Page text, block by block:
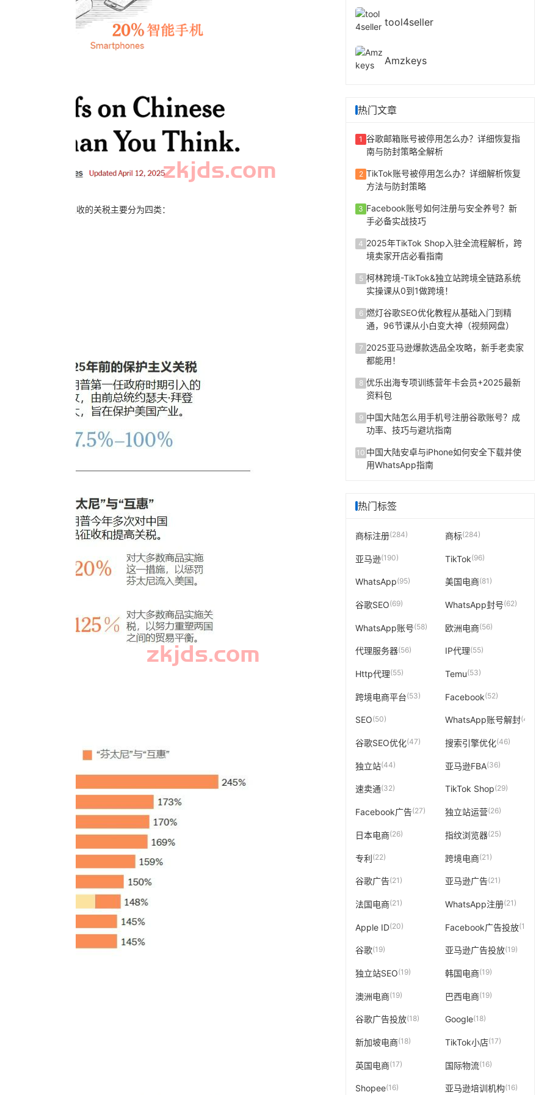
国对中国商品征收的关税主要分为四类：
tool4seller
Amzkeys
热门文章
1 谷歌邮箱账号被停用怎么办？详细恢复指
南与防封策略全解析
2 TikTok账号被停用怎么办？详细解析恢复
方法与防封策略
3 Facebook账号如何注册与安全养号？新
手必备实战技巧
4 2025年TikTok Shop入驻全流程解析，跨
境卖家开店必看指南
5 柯林跨境-TikTok&独立站跨境全链路系统
实操课从0到1做跨境！
6 燃灯谷歌SEO优化教程从基础入门到精
通，96节课从小白变大神（视频网盘）
7 2025亚马逊爆款选品全攻略，新手老卖家
都能用！
8 优乐出海专项训练营年卡会员+2025最新
资料包
9 中国大陆怎么用手机号注册谷歌账号？成
功率、技巧与避坑指南
10 中国大陆安卓与iPhone如何安全下载并使
用WhatsApp指南
热门标签
商标注册(284) 商标(284)
亚马逊(190) TikTok(96)
WhatsApp(95) 美国电商(81)
谷歌SEO(69) WhatsApp封号(62)
WhatsApp账号(58) 欧洲电商(56)
代理服务器(56) IP代理(55)
Http代理(55) Temu(53)
跨境电商平台(53) Facebook(52)
SEO(50) WhatsApp账号解封(49)
谷歌SEO优化(47) 搜索引擎优化(46)
独立站(44) 亚马逊FBA(36)
速卖通(32) TikTok Shop(29)
Facebook广告(27) 独立站运营(26)
日本电商(26) 指纹浏览器(25)
专利(22) 跨境电商(21)
谷歌广告(21) 亚马逊广告(21)
法国电商(21) WhatsApp注册(21)
Apple ID(20) Facebook广告投放(19)
谷歌(19) 亚马逊广告投放(19)
独立站SEO(19) 韩国电商(19)
澳洲电商(19) 巴西电商(19)
谷歌广告投放(18) Google(18)
新加坡电商(18) TikTok小店(17)
英国电商(17) 国际物流(16)
Shopee(16) 亚马逊培训机构(16)